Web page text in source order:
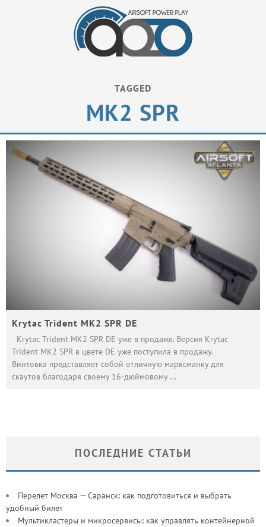
TAGGED
MK2 SPR
Krytac Trident MK2 SPR DE
Krytac Trident MK2 SPR DE уже в продаже. Версия Krytac
Trident MK2 SPR в цвете DE уже поступила в продажу.
Винтовка представляет собой отличную марксманку для
скаутов благодаря своему 16-дюймовому ...
ПОСЛЕДНИЕ СТАТЬИ
Перелет Москва — Саранск: как подготовиться и выбрать
удобный билет
Мультикластеры и микросервисы: как управлять контейнерной